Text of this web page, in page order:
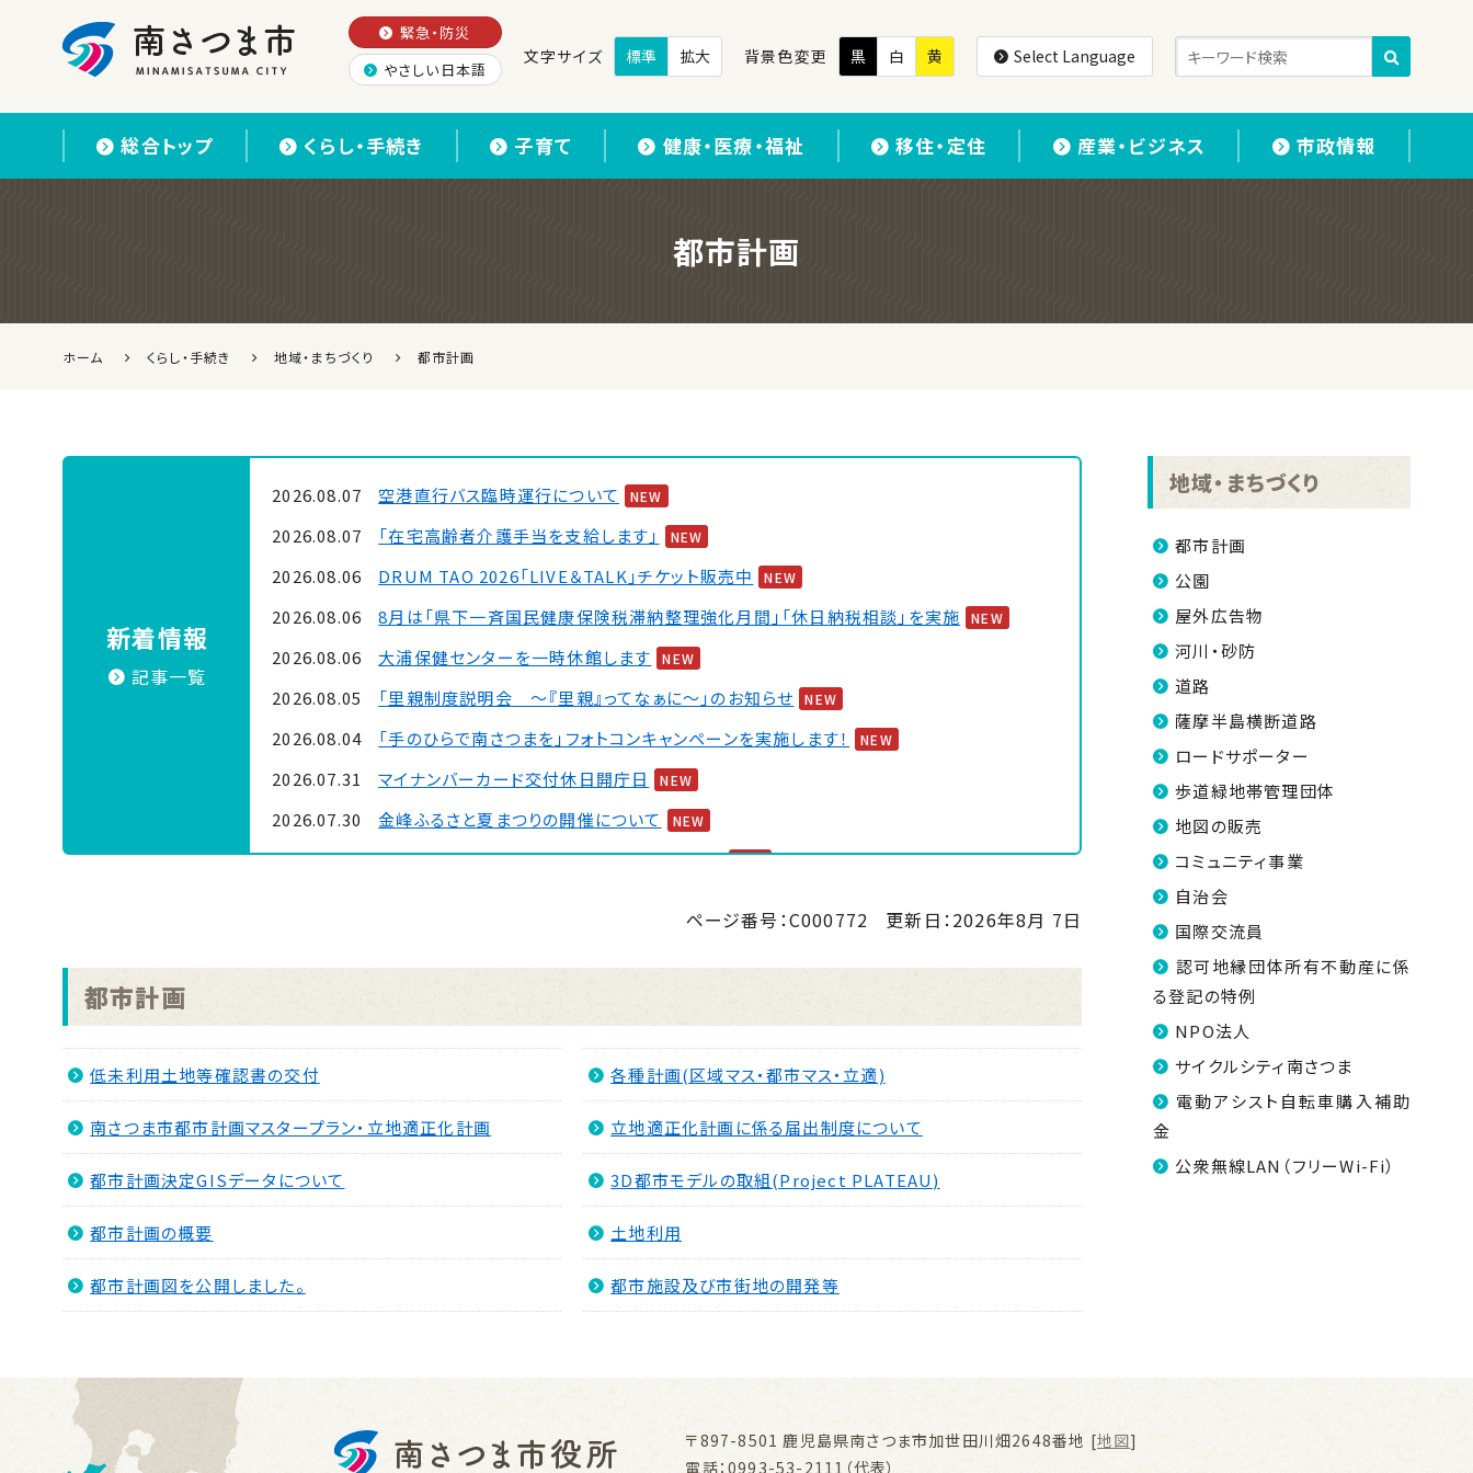
緊急・防災
やさしい日本語
文字サイズ 標準 拡大 背景色変更 黒 白 黄 Select Language
総合トップ くらし・手続き 子育て 健康・医療・福祉 移住・定住 産業・ビジネス 市政情報
都市計画
ホーム くらし・手続き 地域・まちづくり 都市計画
新着情報
記事一覧
2026.08.07 空港直行バス臨時運行について NEW
2026.08.07 「在宅高齢者介護手当を支給します」 NEW
2026.08.06 DRUM TAO 2026「LIVE＆TALK」チケット販売中 NEW
2026.08.06 8月は「県下一斉国民健康保険税滞納整理強化月間」「休日納税相談」を実施 NEW
2026.08.06 大浦保健センターを一時休館します NEW
2026.08.05 「里親制度説明会 ～『里親』ってなぁに～」のお知らせ NEW
2026.08.04 「手のひらで南さつまを」フォトコンキャンペーンを実施します！ NEW
2026.07.31 マイナンバーカード交付休日開庁日 NEW
2026.07.30 金峰ふるさと夏まつりの開催について NEW
2026.07.30 吹上浜海浜公園 婚活イベント2026 第2弾 NEW
ページ番号：C000772 更新日：2026年8月 7日
都市計画
低未利用土地等確認書の交付 各種計画(区域マス・都市マス・立適)
南さつま市都市計画マスタープラン・立地適正化計画 立地適正化計画に係る届出制度について
都市計画決定GISデータについて 3D都市モデルの取組(Project PLATEAU)
都市計画の概要 土地利用
都市計画図を公開しました。 都市施設及び市街地の開発等
地域・まちづくり
都市計画
公園
屋外広告物
河川・砂防
道路
薩摩半島横断道路
ロードサポーター
歩道緑地帯管理団体
地図の販売
コミュニティ事業
自治会
国際交流員
認可地縁団体所有不動産に係
る登記の特例
NPO法人
サイクルシティ南さつま
電動アシスト自転車購入補助
金
公衆無線LAN（フリーWi-Fi）
〒897-8501鹿児島県南さつま市加世田川畑2648番地 [地図]
電話：0993-53-2111（代表）